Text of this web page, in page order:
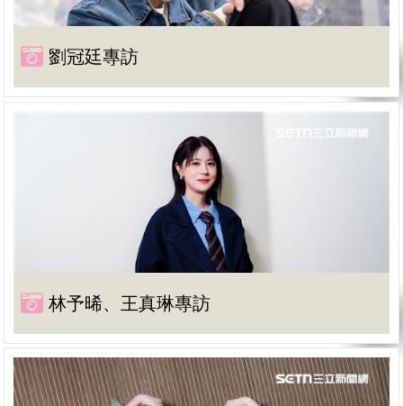
劉冠廷專訪
林予晞、王真琳專訪